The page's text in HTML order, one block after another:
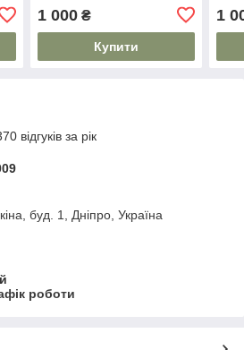
1 000₴
Купити
1
відгуків за рік
буд. 1, Дніпро, Україна
роботи